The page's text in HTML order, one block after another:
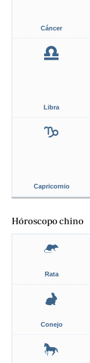
Cáncer
Libra
Capricornio
Hóroscopo chino
Rata
Conejo